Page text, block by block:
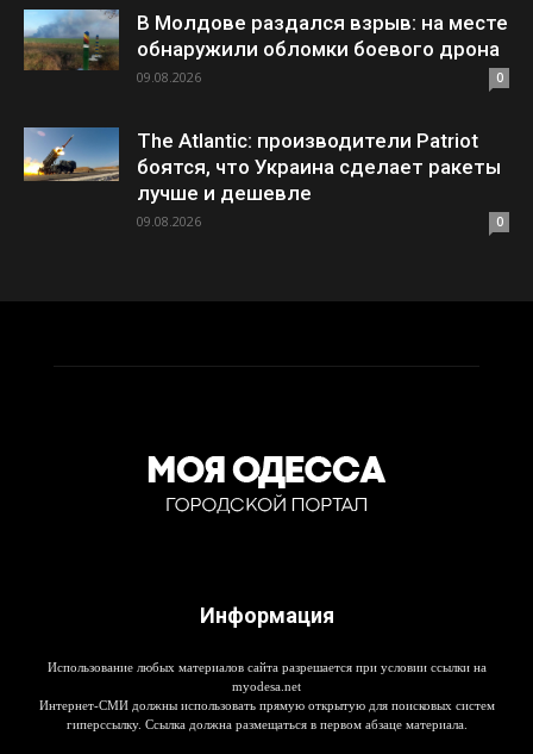
В Молдове раздался взрыв: на месте
обнаружили обломки боевого дрона
09.08.2026 0
The Atlantic: производители Patriot
боятся, что Украина сделает ракеты
лучше и дешевле
09.08.2026 0
Информация
Использование любых материалов сайта разрешается при условии ссылки на
myodesa.net
Интернет-СМИ должны использовать прямую открытую для поисковых систем
гиперссылку. Ссылка должна размещаться в первом абзаце материала.